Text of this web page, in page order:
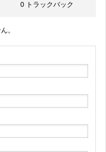
0 トラックバック
。